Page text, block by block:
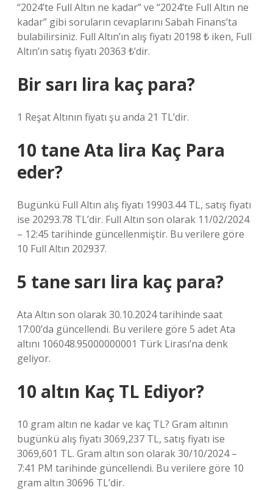
“2024’te Full Altın ne kadar” ve “2024’te Full Altın ne
kadar” gibi soruların cevaplarını Sabah Finans’ta
bulabilirsiniz. Full Altın’ın alış fiyatı 20198 ₺ iken, Full
Altın’ın satış fiyatı 20363 ₺’dir.
Bir sarı lira kaç para?
1 Reşat Altının fiyatı şu anda 21 TL’dir.
10 tane Ata lira Kaç Para
eder?
Bugünkü Full Altın alış fiyatı 19903.44 TL, satış fiyatı
ise 20293.78 TL’dir. Full Altın son olarak 11/02/2024
– 12:45 tarihinde güncellenmiştir. Bu verilere göre
10 Full Altın 202937.
5 tane sarı lira kaç para?
Ata Altın son olarak 30.10.2024 tarihinde saat
17:00’da güncellendi. Bu verilere göre 5 adet Ata
altını 106048.95000000001 Türk Lirası’na denk
geliyor.
10 altın Kaç TL Ediyor?
10 gram altın ne kadar ve kaç TL? Gram altının
bugünkü alış fiyatı 3069,237 TL, satış fiyatı ise
3069,601 TL. Gram altın son olarak 30/10/2024 –
7:41 PM tarihinde güncellendi. Bu verilere göre 10
gram altın 30696 TL’dir.